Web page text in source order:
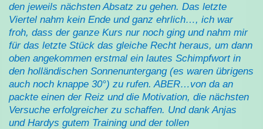
den jeweils nächsten Absatz zu gehen. Das letzte
Viertel nahm kein Ende und ganz ehrlich…, ich war
froh, dass der ganze Kurs nur noch ging und nahm mir
für das letzte Stück das gleiche Recht heraus, um dann
oben angekommen erstmal ein lautes Schimpfwort in
den holländischen Sonnenuntergang (es waren übrigens
auch noch knappe 30°) zu rufen. ABER…von da an
packte einen der Reiz und die Motivation, die nächsten
Versuche erfolgreicher zu schaffen. Und dank Anjas
und Hardys gutem Training und der tollen